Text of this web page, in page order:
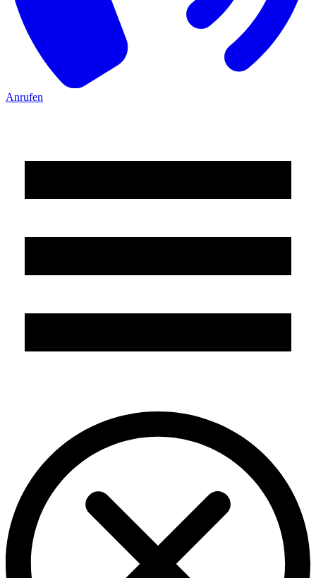
Anrufen